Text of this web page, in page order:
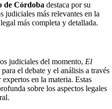
de Córdoba destaca por su
judiciales más relevantes en la
más completa y detallada.
judiciales del momento, El
para el debate y el análisis a través
en la materia. Estas
sobre los aspectos legales